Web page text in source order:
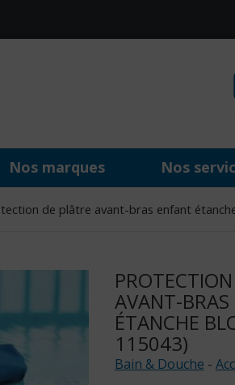
Nos marques Nos
de plâtre avant-bras enfant
AVANT-
ÉTANCHE
115043)
Bain & Douche -